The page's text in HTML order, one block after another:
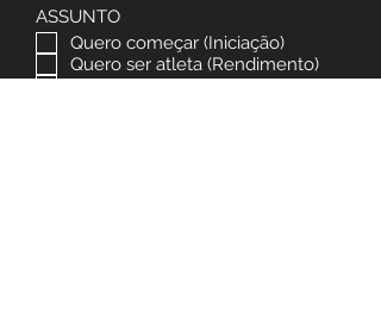
ASSUNTO
Quero começar (Iniciação)
Quero ser atleta (Rendimento)
Quero ser patrocinador